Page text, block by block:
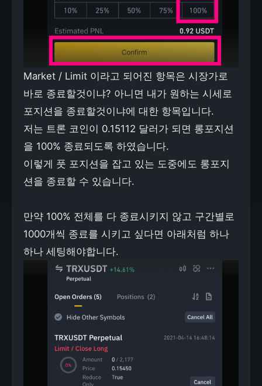
Market / Limit 이라고 되어진 항목은 시장가로
바로 종료할것이냐? 아니면 내가 원하는 시세로
포지션을 종료할것이냐에 대한 항목입니다.
저는 트론 코인이 0.15112 달러가 되면 롱포지션
을 100% 종료되도록 하였습니다.
이렇게 풋 포지션을 잡고 있는 도중에도 롱포지
션을 종료할 수 있습니다.
만약 100% 전체를 다 종료시키지 않고 구간별로
1000개씩 종료를 시키고 싶다면 아래처럼 하나
하나 세팅해야합니다.